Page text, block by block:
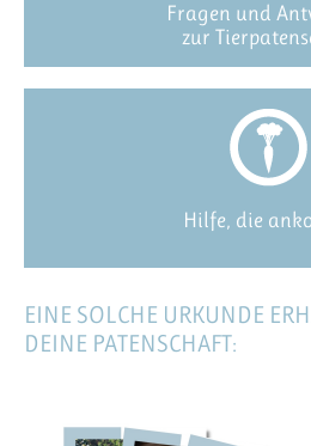
Fragen und
zur
Hilfe, die
EINE SOLCHE URKUNDE
DEINE PATENSCHAFT: